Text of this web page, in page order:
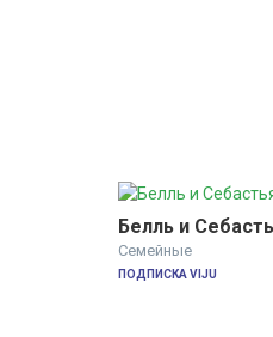
Белль и
Семейные
ПОДПИСКА VIJU